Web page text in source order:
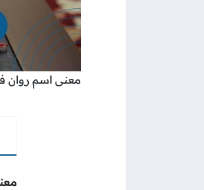
معنى اسم روان